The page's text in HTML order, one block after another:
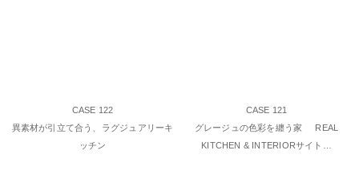
CASE 122
異素材が引立て合う、ラグジュアリーキ
ッチン
CASE 121
グレージュの色彩を纏う家 REAL
KITCHEN & INTERIORサイト…